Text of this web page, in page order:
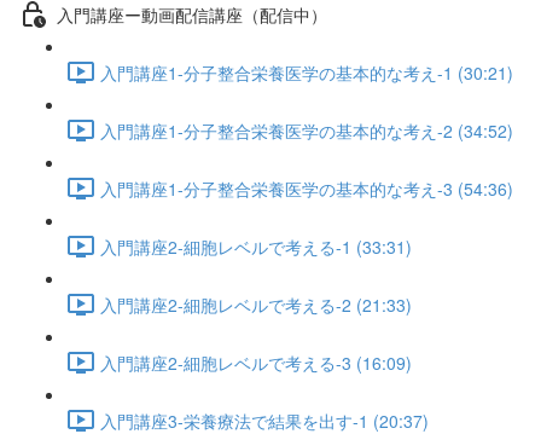
入門講座ー動画配信講座（配信中）
入門講座1-分子整合栄養医学の基本的な考え-1 (30:21)
入門講座1-分子整合栄養医学の基本的な考え-2 (34:52)
入門講座1-分子整合栄養医学の基本的な考え-3 (54:36)
入門講座2-細胞レベルで考える-1 (33:31)
入門講座2-細胞レベルで考える-2 (21:33)
入門講座2-細胞レベルで考える-3 (16:09)
入門講座3-栄養療法で結果を出す-1 (20:37)